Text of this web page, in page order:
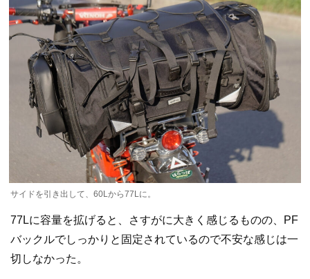
サイドを引き出して、60Lから77Lに。
77Lに容量を拡げると、さすがに大きく感じるものの、PF
バックルでしっかりと固定されているので不安な感じは一
切しなかった。